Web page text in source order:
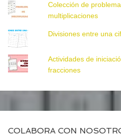
Colección de
multiplicaciones
Divisiones entre una
Actividades de
fracciones
COLABORA CON